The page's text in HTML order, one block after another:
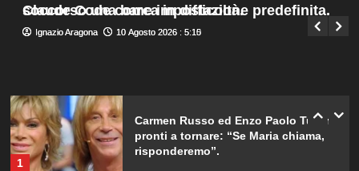
soccorso una barca in difficoltà.
Ignazio Aragona 10 Agosto 2026 : 5:15
Claude Code come impostazione predefinita.
Ignazio Aragona 10 Agosto 2026 : 5:10
William e Kate: le loro destinazioni
1
Carmen Russo ed Enzo Paolo Turchi
pronti a tornare: “Se Maria chiama,
risponderemo”.